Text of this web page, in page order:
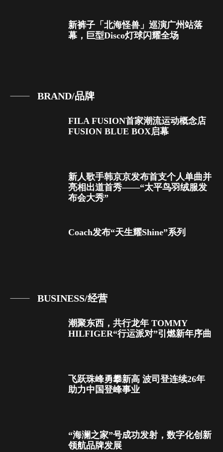
新裤子「北海怪兽」巡演广州站落
幕，巨型Disco灯球闪耀全场
BRAND/品牌
FILA FUSION首家潮流运动概念店
FUSION BLUE BOX启幕
新人歌手韩京京发布首支个人单曲并
亮相出道首秀——“太平鸟羽绒服发
布会大秀”
Coach发布“天生耀Shine”系列
BUSINESS/经营
潮聚东西，共行龙年 TOMMY
HILFIGER“行运派对”引燃新年序曲
飞跃珠峰勇攀新高 波司登连续26年
助力中国登峰事业
“海澜之家”号成功发射，数字化创新
领航品牌发展